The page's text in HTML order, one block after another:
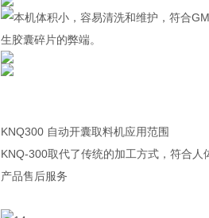
本机体积小，容易清洗和维护，符合
生胶囊碎片的弊端。
KNQ300 自动开囊取料机应用范围
KNQ-300取代了传统的加工方式，符合人
产品售后服务